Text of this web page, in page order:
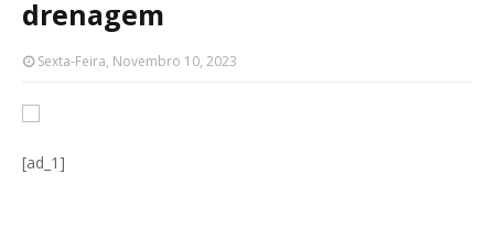
drenagem
Sexta-Feira, Novembro 10, 2023
[ad_1]